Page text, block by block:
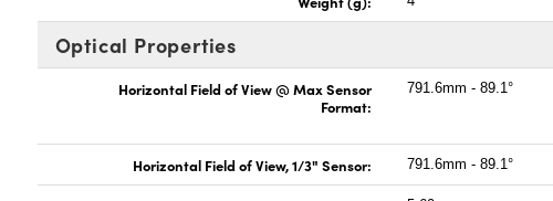
Optical Properties
Horizontal Field of View @ Max Sensor
Format:
791.6mm - 89.1°
Horizontal Field of View, 1/3" Sensor: 791.6mm - 89.1°